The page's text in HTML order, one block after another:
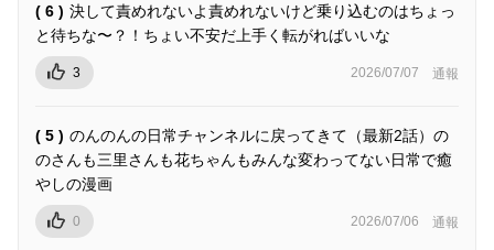
( 6 ) 決して責めれないよ責めれないけど乗り込むのはちょっ
と待ちな〜？！ちょい不安だ上手く転がればいいな
3 2026/07/07 通報
( 5 ) のんのんの日常チャンネルに戻ってきて（最新2話）の
のさんも三里さんも花ちゃんもみんな変わってない日常で癒
やしの漫画
0 2026/07/06 通報